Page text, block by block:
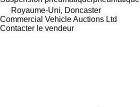
Royaume-Uni, Doncaster
Commercial Vehicle Auctions Ltd
Contacter le vendeur